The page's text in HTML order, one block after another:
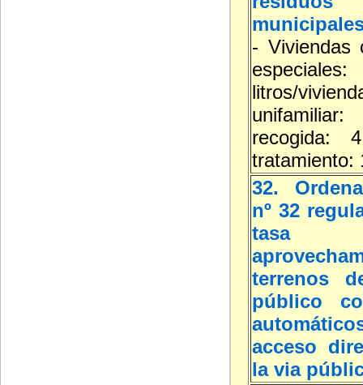
- Viviendas
litros/
recogida:
tratamiento:
32.
nº 32
terrenos
público
acceso
la via